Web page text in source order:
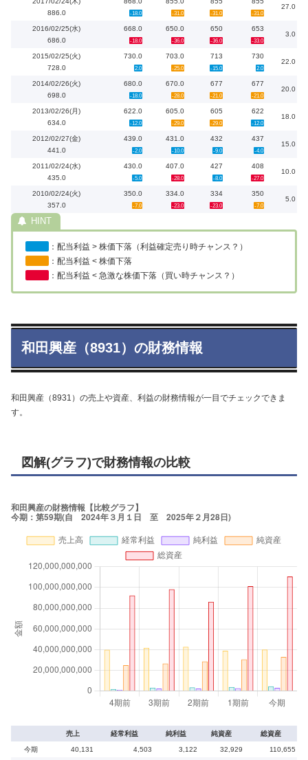
886.0
-18.0 -31.0 -31.0 -31.0
27.0
2016/02/25(水)
686.0
668.0
-18.0
650.0
-36.0
650
-36.0
653
-33.0
3.0
2015/02/25(火)
728.0
730.0
2.0
703.0
-25.0
713
-15.0
730
2.0
22.0
2014/02/26(火)
698.0
680.0
-18.0
670.0
-28.0
677
-21.0
677
-21.0
20.0
2013/02/26(月)
634.0
622.0
-12.0
605.0
-29.0
605
-29.0
622
-12.0
18.0
2012/02/27(金)
441.0
439.0
-2.0
431.0
-10.0
432
-9.0
437
-4.0
15.0
2011/02/24(水)
435.0
430.0
-5.0
407.0
-28.0
427
-8.0
408
-27.0
10.0
2010/02/24(火)
357.0
350.0
-7.0
334.0
-23.0
334
-23.0
350
-7.0
5.0
：配当利益 > 株価下落（利益確定売り時チャンス？）
：配当利益 < 株価下落
：配当利益 < 急激な株価下落（買い時チャンス？）
和田興産（8931）の財務情報
和田興産（8931）の売上や資産、利益の財務情報が一目でチェックできま
す。
図解(グラフ)で財務情報の比較
売上 経常利益 純利益 純資産 総資産
今期 40,131 4,503 3,122 32,929 110,655